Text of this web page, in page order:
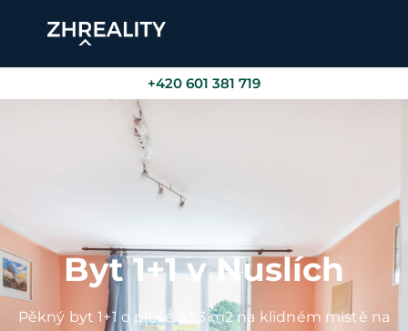
+420 601 381 719
Byt 1+1 v Nuslích
Pěkný byt 1+1 o ploše 33,3 m2 na klidném místě na